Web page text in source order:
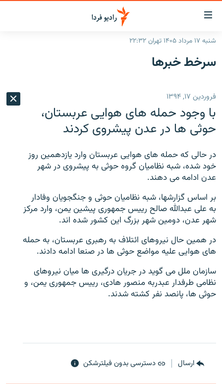
لینک‌های
قابلیت
دسترسی
بازگشت
اصلی
رفتن
صفحه
ایران
رادیو
انتخاب کنید و بشنوید
فرکانس‌ها
پادکست
گزارش‌های تصویری
گزارش‌های ویدئویی
زنان فردا
English
به ما بپیوندید
زبان‌های دیگر
شنبه ۱۷ مرداد ۱۴۰۵ تهران ۲۲:۳۲
سرخط‌ خبرها
فروردین ۱۷, ۱۳۹۴
با وجود حمله های هوایی عربستان،
حوثی ها در عدن پیشروی کردند
در حالی که حمله های هوایی عربستان وارد یازدهمین روز
خود شده، شبه نظامیان گروه حوثی به پیشروی در شهر
عدن ادامه می دهند.
بر اساس گزارشها، شبه نظامیان حوثی و جنگجویان وفادار
به علی عبدالله صالح رییس جمهوری پیشین یمن، وارد مرکز
شهر عدن، دومین شهر بزرگ این کشور شده اند.
در همین حال نیروهای ائتلاف به رهبری عربستان، به حمله
های هوایی علیه مواضع حوثی ها در صنعا ادامه دادند.
سازمان ملل می گوید در جریان درگیری ها میان نیروهای
نظامی طرفدار عبدربه منصور هادی، رییس جمهوری یمن، و
حوثی ها، پانصد نفر کشته شدند.
ارسال دسترسی بدون فیلترشکن